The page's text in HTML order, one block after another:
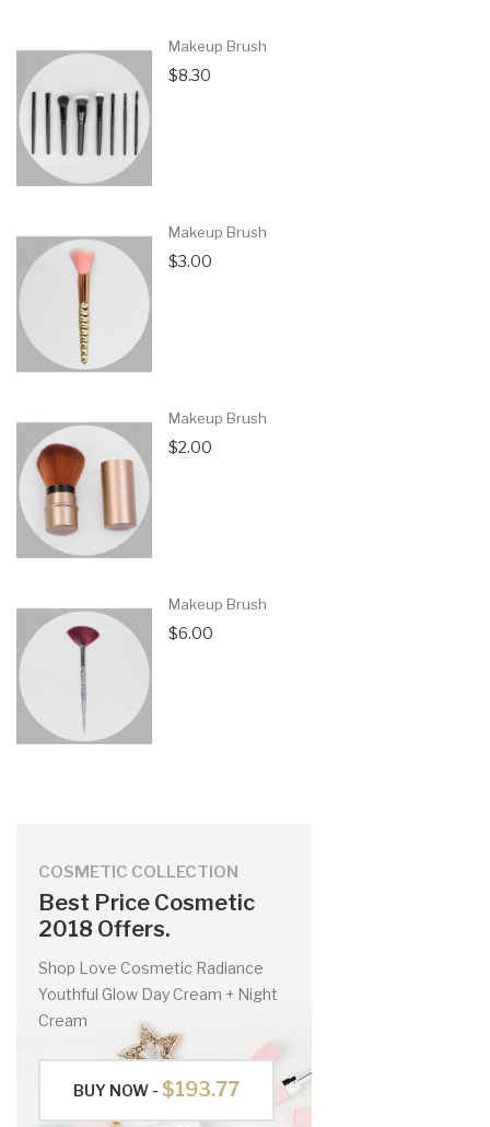
COSMETIC COLLECTION
Best Price Cosmetic
2018 Offers.
Shop Love Cosmetic Radiance
Youthful Glow Day Cream + Night
Cream
BUY NOW - $193.77
Makeup Brush
$8.30
Makeup Brush
$3.00
Makeup Brush
$2.00
Makeup Brush
$6.00